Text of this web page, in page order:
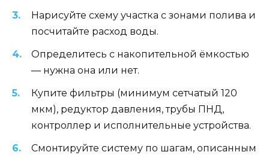
Нарисуйте схему участка с зонами полива и
посчитайте расход воды.
Определитесь с накопительной ёмкостью
— нужна она или нет.
Купите фильтры (минимум сетчатый 120
мкм), редуктор давления, трубы ПНД,
контроллер и исполнительные устройства.
Смонтируйте систему по шагам, описанным